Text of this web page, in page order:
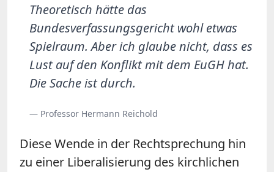
Theoretisch hätte das
Bundesverfassungsgericht wohl etwas
Spielraum. Aber ich glaube nicht, dass es
Lust auf den Konflikt mit dem EuGH hat.
Die Sache ist durch.
— Professor Hermann Reichold
Diese Wende in der Rechtsprechung hin
zu einer Liberalisierung des kirchlichen